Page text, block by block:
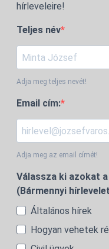
hírleveleire!
Teljes név
Adja meg teljes nevét!
Email cím:
Adja meg az email címét!
Válassza ki azokat
(Bármennyi
Általános hírek
Hogyan vehetek